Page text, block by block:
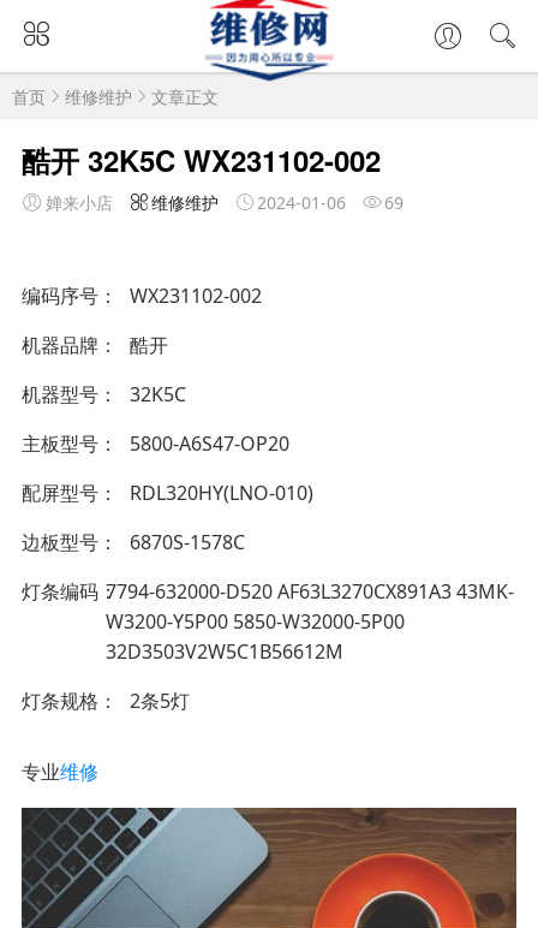
首页 维修维护 文章正文
酷开 32K5C WX231102-002
婵来小店 维修维护 2024-01-06 69
编码序号
WX231102-002
机器品牌
酷开
机器型号
32K5C
主板型号
5800-A6S47-OP20
配屏型号
RDL320HY(LNO-010)
边板型号
6870S-1578C
灯条编码 7794-632000-D520 AF63L3270CX891A3 43MK-
W3200-Y5P00 5850-W32000-5P00
32D3503V2W5C1B56612M
灯条规格
2条5灯
专业维修